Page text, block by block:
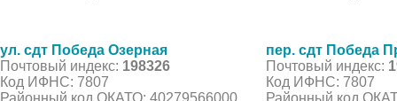
ул. сдт Победа Озерная
Почтовый индекс: 198326
Код ИФНС: 7807
Районный код ОКАТО: 40279566000
пер. сдт Победа
Почтовый индекс:
Код ИФНС: 7807
Районный код